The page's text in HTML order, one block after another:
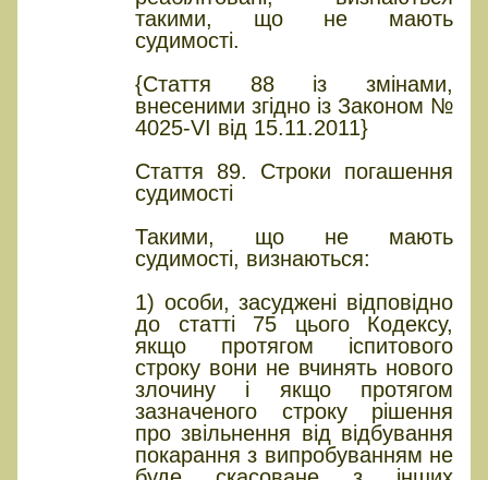
такими, що не мають
судимості.
{Стаття 88 із змінами,
внесеними згідно із Законом №
4025-VI від 15.11.2011}
Стаття 89. Строки погашення
судимості
Такими, що не мають
судимості, визнаються:
1) особи, засуджені відповідно
до статті 75 цього Кодексу,
якщо протягом іспитового
строку вони не вчинять нового
злочину і якщо протягом
зазначеного строку рішення
про звільнення від відбування
покарання з випробуванням не